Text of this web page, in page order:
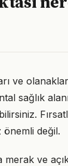
ve
sağlık
önemli değil.
merak ve